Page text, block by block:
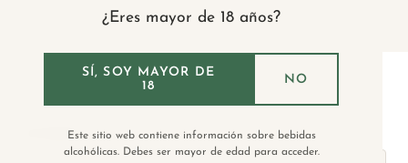
¿Eres mayor de 18 años?
SÍ, SOY MAYOR DE
18
NO
Este sitio web contiene información sobre bebidas
alcohólicas. Debes ser mayor de edad para acceder.
NOMBRE